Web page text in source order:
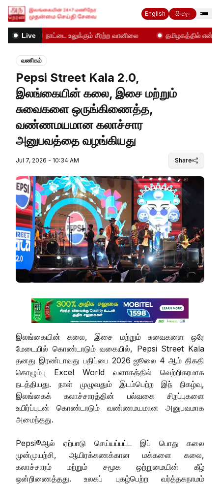
English සිංහල
Liveநாட்டை உலுக்கும் சீரற்ற வானிலை தமிழகத்தில் என்ன
வணிகம்
Pepsi Street Kala 2.0,
இலங்கையின் கலை, இசை மற்றும்
சுவைகளை ஒருங்கிணைத்த,
வண்ணமயமான கலாச்சார
அனுபவத்தை வழங்கியது
Jul 7, 2026 - 10:34 AM Share
இலங்கையின் கலை, இசை மற்றும் சுவைகளை ஒரே
மேடையில் கொண்டாடும் வகையில், Pepsi Street Kala
தனது இரண்டாவது பதிப்பை 2026 ஜூலை 4 ஆம் திகதி
கொழும்பு Excel World வளாகத்தில் வெற்றிகரமாக
நடத்தியது. நாள் முழுவதும் இடம்பெற்ற இந் நிகழ்வு,
இலங்கைக் கலாச்சாரத்தின் பல்வகை சிறப்புகளை
உயிர்ப்புடன் கொண்டாடும் வண்ணமயமான அனுபவமாக
அமைந்தது.
Pepsi®ஆல் ஏற்பாடு செய்யப்பட்ட இப் பொது கலை
முன்முயற்சி, ஆயிரக்கணக்கான மக்களை கலை,
கலாச்சாரம் மற்றும் சமூக ஒற்றுமையின் கீழ்
ஒன்றிணைத்தது. உலகப் புகழ்பெற்ற வர்த்தகநாமம்